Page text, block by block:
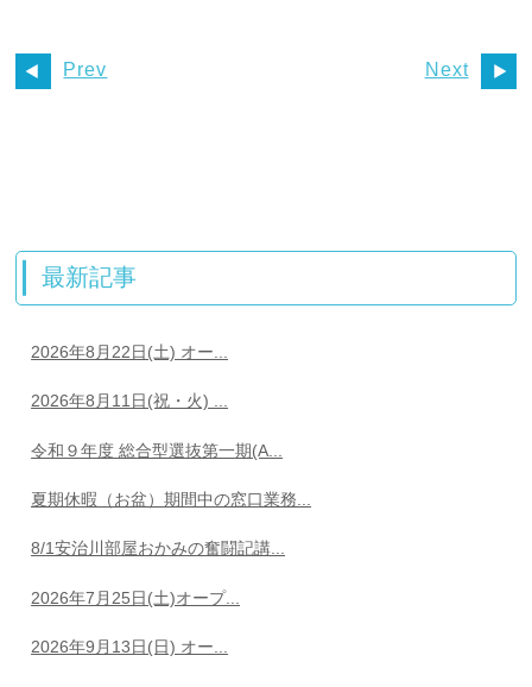
Prev Next
最新記事
2026年8月22日(土) オー...
2026年8月11日(祝・火) ...
令和９年度 総合型選抜第一期(A...
夏期休暇（お盆）期間中の窓口業務...
8/1安治川部屋おかみの奮闘記講...
2026年7月25日(土)オープ...
2026年9月13日(日) オー...